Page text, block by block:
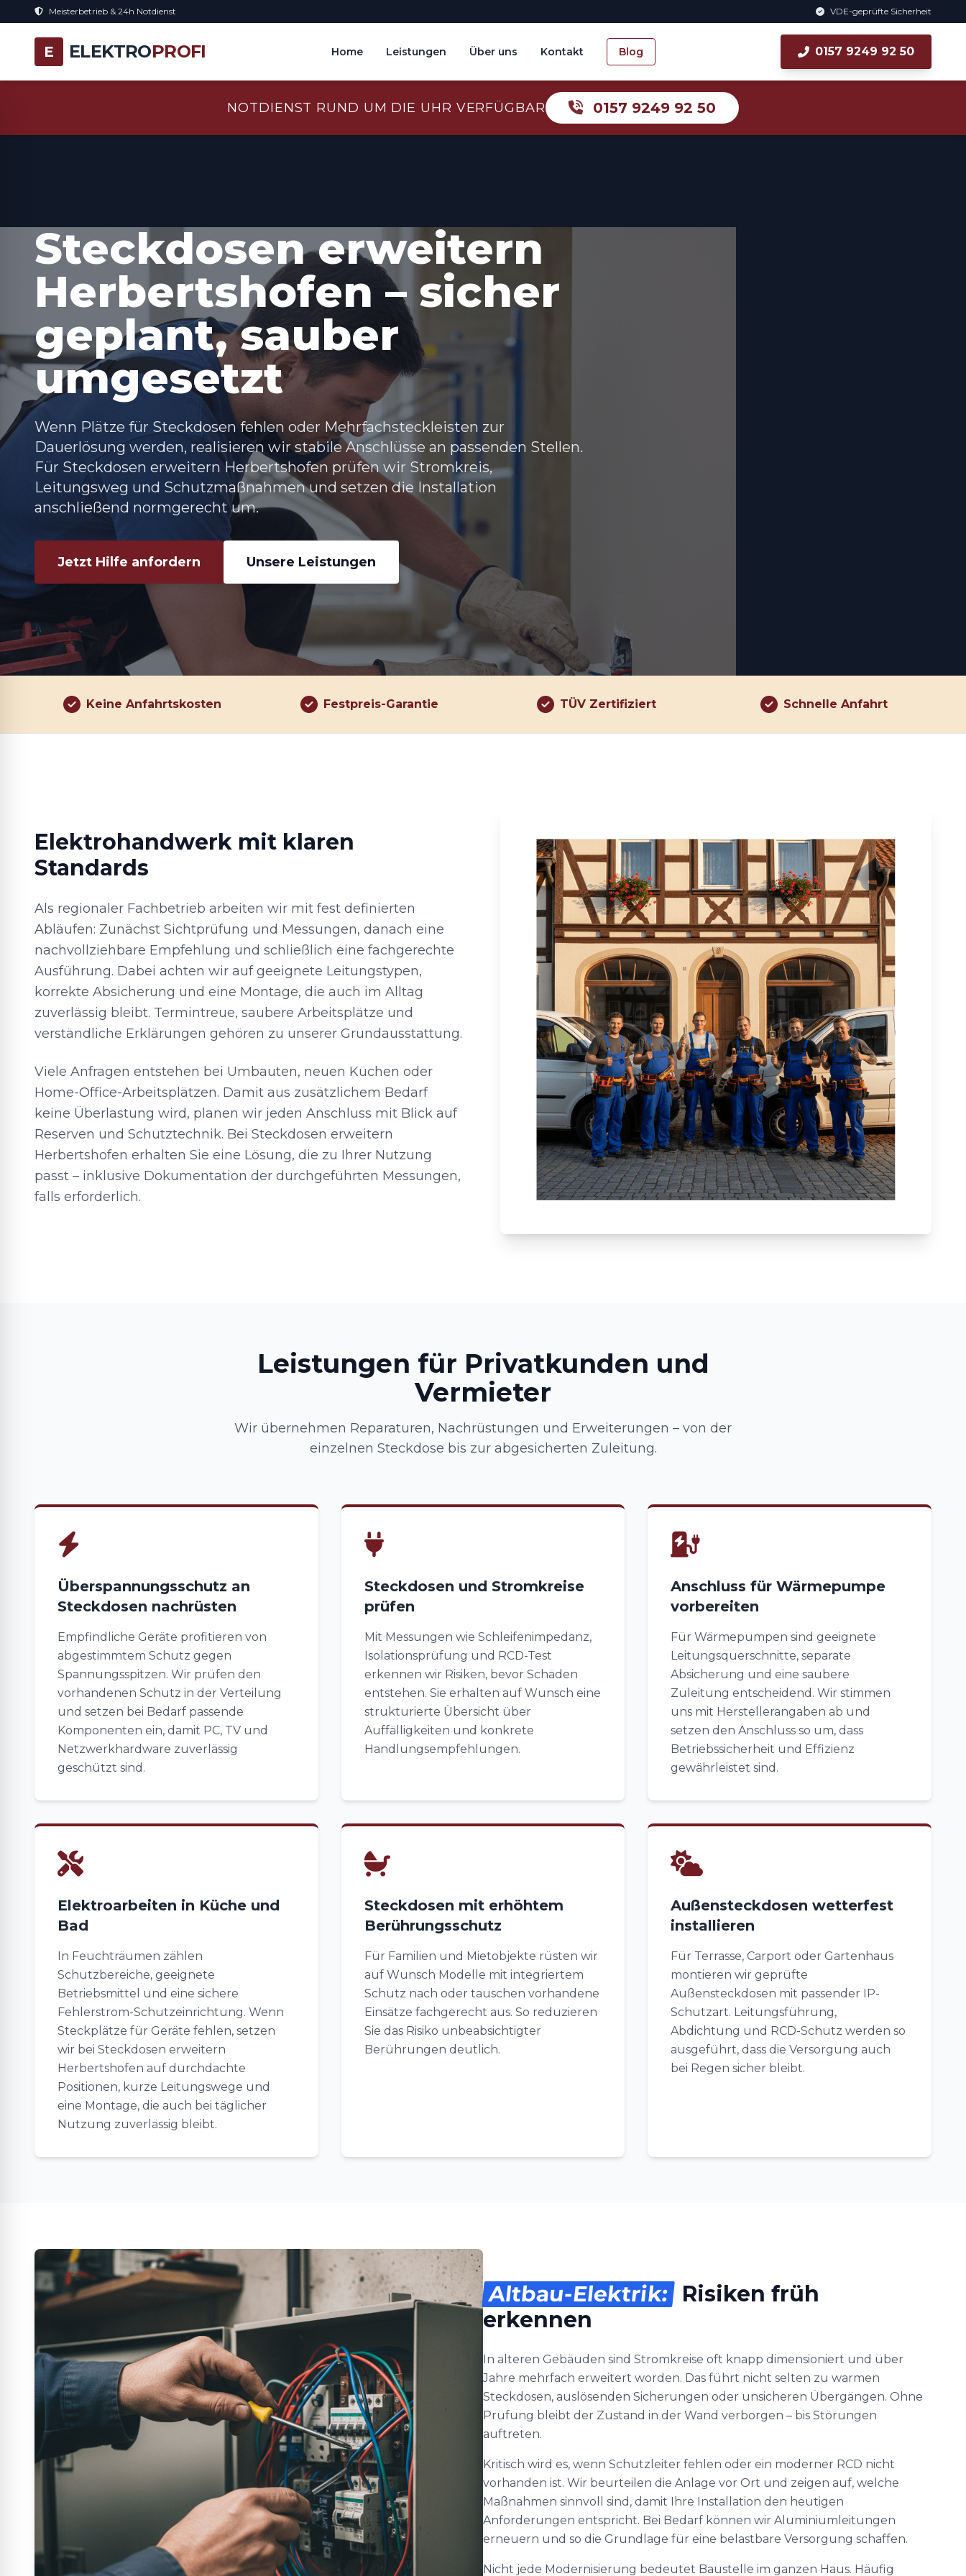
Meisterbetrieb & 24h Notdienst VDE-geprüfte Sicherheit
E ELEKTROPROFI Home Leistungen Über uns Kontakt Blog 0157 9249 92 50
NOTDIENST RUND UM DIE UHR VERFÜGBAR 0157 9249 92 50
Steckdosen erweitern
Herbertshofen – sicher
geplant, sauber
umgesetzt
Wenn Plätze für Steckdosen fehlen oder Mehrfachsteckleisten zur
Dauerlösung werden, realisieren wir stabile Anschlüsse an passenden Stellen.
Für Steckdosen erweitern Herbertshofen prüfen wir Stromkreis,
Leitungsweg und Schutzmaßnahmen und setzen die Installation
anschließend normgerecht um.
Jetzt Hilfe anfordern Unsere Leistungen
Keine Anfahrtskosten Festpreis-Garantie TÜV Zertifiziert Schnelle Anfahrt
Elektrohandwerk mit klaren
Standards
Als regionaler Fachbetrieb arbeiten wir mit fest definierten
Abläufen: Zunächst Sichtprüfung und Messungen, danach eine
nachvollziehbare Empfehlung und schließlich eine fachgerechte
Ausführung. Dabei achten wir auf geeignete Leitungstypen,
korrekte Absicherung und eine Montage, die auch im Alltag
zuverlässig bleibt. Termintreue, saubere Arbeitsplätze und
verständliche Erklärungen gehören zu unserer Grundausstattung.
Viele Anfragen entstehen bei Umbauten, neuen Küchen oder
Home-Office-Arbeitsplätzen. Damit aus zusätzlichem Bedarf
keine Überlastung wird, planen wir jeden Anschluss mit Blick auf
Reserven und Schutztechnik. Bei Steckdosen erweitern
Herbertshofen erhalten Sie eine Lösung, die zu Ihrer Nutzung
passt – inklusive Dokumentation der durchgeführten Messungen,
falls erforderlich.
Leistungen für Privatkunden und
Vermieter
Wir übernehmen Reparaturen, Nachrüstungen und Erweiterungen – von der
einzelnen Steckdose bis zur abgesicherten Zuleitung.
Überspannungsschutz an
Steckdosen nachrüsten
Empfindliche Geräte profitieren von
abgestimmtem Schutz gegen
Spannungsspitzen. Wir prüfen den
vorhandenen Schutz in der Verteilung
und setzen bei Bedarf passende
Komponenten ein, damit PC, TV und
Netzwerkhardware zuverlässig
geschützt sind.
Steckdosen und Stromkreise
prüfen
Mit Messungen wie Schleifenimpedanz,
Isolationsprüfung und RCD-Test
erkennen wir Risiken, bevor Schäden
entstehen. Sie erhalten auf Wunsch eine
strukturierte Übersicht über
Auffälligkeiten und konkrete
Handlungsempfehlungen.
Anschluss für Wärmepumpe
vorbereiten
Für Wärmepumpen sind geeignete
Leitungsquerschnitte, separate
Absicherung und eine saubere
Zuleitung entscheidend. Wir stimmen
uns mit Herstellerangaben ab und
setzen den Anschluss so um, dass
Betriebssicherheit und Effizienz
gewährleistet sind.
Elektroarbeiten in Küche und
Bad
In Feuchträumen zählen
Schutzbereiche, geeignete
Betriebsmittel und eine sichere
Fehlerstrom-Schutzeinrichtung. Wenn
Steckplätze für Geräte fehlen, setzen
wir bei Steckdosen erweitern
Herbertshofen auf durchdachte
Positionen, kurze Leitungswege und
eine Montage, die auch bei täglicher
Nutzung zuverlässig bleibt.
Steckdosen mit erhöhtem
Berührungsschutz
Für Familien und Mietobjekte rüsten wir
auf Wunsch Modelle mit integriertem
Schutz nach oder tauschen vorhandene
Einsätze fachgerecht aus. So reduzieren
Sie das Risiko unbeabsichtigter
Berührungen deutlich.
Außensteckdosen wetterfest
installieren
Für Terrasse, Carport oder Gartenhaus
montieren wir geprüfte
Außensteckdosen mit passender IP-
Schutzart. Leitungsführung,
Abdichtung und RCD-Schutz werden so
ausgeführt, dass die Versorgung auch
bei Regen sicher bleibt.
Altbau-Elektrik: Risiken früh
erkennen
In älteren Gebäuden sind Stromkreise oft knapp dimensioniert und über
Jahre mehrfach erweitert worden. Das führt nicht selten zu warmen
Steckdosen, auslösenden Sicherungen oder unsicheren Übergängen. Ohne
Prüfung bleibt der Zustand in der Wand verborgen – bis Störungen
auftreten.
Kritisch wird es, wenn Schutzleiter fehlen oder ein moderner RCD nicht
vorhanden ist. Wir beurteilen die Anlage vor Ort und zeigen auf, welche
Maßnahmen sinnvoll sind, damit Ihre Installation den heutigen
Anforderungen entspricht. Bei Bedarf können wir Aluminiumleitungen
erneuern und so die Grundlage für eine belastbare Versorgung schaffen.
Nicht jede Modernisierung bedeutet Baustelle im ganzen Haus. Häufig